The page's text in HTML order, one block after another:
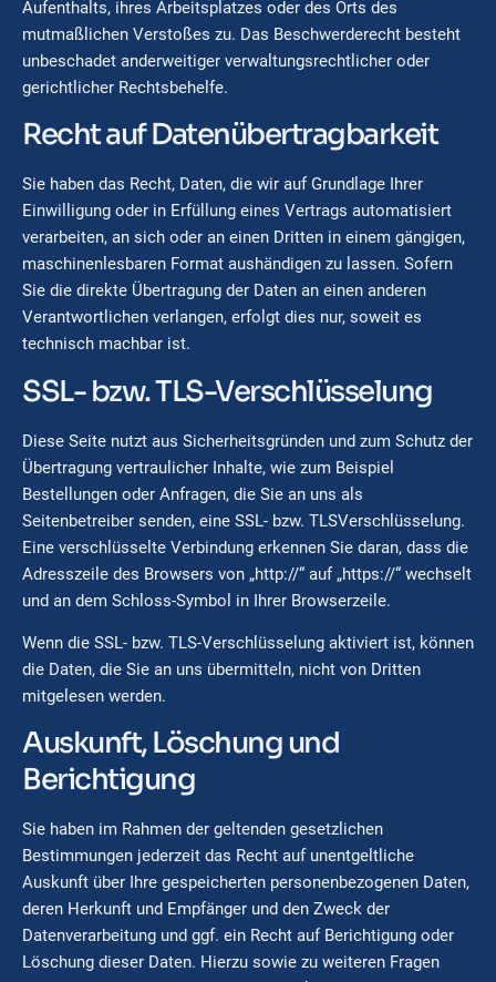
Aufenthalts, ihres Arbeitsplatzes oder des Orts des
mutmaßlichen Verstoßes zu. Das Beschwerderecht besteht
unbeschadet anderweitiger verwaltungsrechtlicher oder
gerichtlicher Rechtsbehelfe.
Recht auf Datenübertragbarkeit
Sie haben das Recht, Daten, die wir auf Grundlage Ihrer
Einwilligung oder in Erfüllung eines Vertrags automatisiert
verarbeiten, an sich oder an einen Dritten in einem gängigen,
maschinenlesbaren Format aushändigen zu lassen. Sofern
Sie die direkte Übertragung der Daten an einen anderen
Verantwortlichen verlangen, erfolgt dies nur, soweit es
technisch machbar ist.
SSL- bzw. TLS-Verschlüsselung
Diese Seite nutzt aus Sicherheitsgründen und zum Schutz der
Übertragung vertraulicher Inhalte, wie zum Beispiel
Bestellungen oder Anfragen, die Sie an uns als
Seitenbetreiber senden, eine SSL- bzw. TLSVerschlüsselung.
Eine verschlüsselte Verbindung erkennen Sie daran, dass die
Adresszeile des Browsers von „http://“ auf „https://“ wechselt
und an dem Schloss-Symbol in Ihrer Browserzeile.
Wenn die SSL- bzw. TLS-Verschlüsselung aktiviert ist, können
die Daten, die Sie an uns übermitteln, nicht von Dritten
mitgelesen werden.
Auskunft, Löschung und
Berichtigung
Sie haben im Rahmen der geltenden gesetzlichen
Bestimmungen jederzeit das Recht auf unentgeltliche
Auskunft über Ihre gespeicherten personenbezogenen Daten,
deren Herkunft und Empfänger und den Zweck der
Datenverarbeitung und ggf. ein Recht auf Berichtigung oder
Löschung dieser Daten. Hierzu sowie zu weiteren Fragen